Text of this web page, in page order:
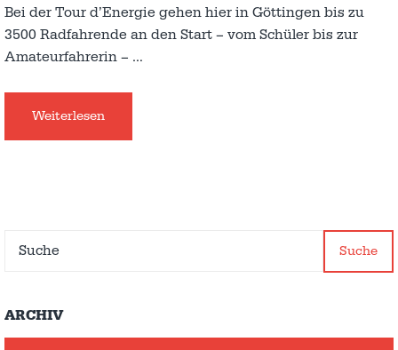
Bei der Tour d’Energie gehen hier in Göttingen bis zu
3500 Radfahrende an den Start – vom Schüler bis zur
Amateurfahrerin – …
Weiterlesen
Suche
ARCHIV